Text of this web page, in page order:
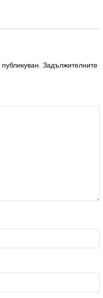
Задължителните